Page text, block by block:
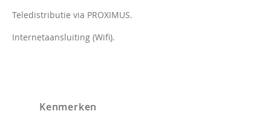
Teledistributie via PROXIMUS.
Internetaansluiting (Wifi).
Kenmerken